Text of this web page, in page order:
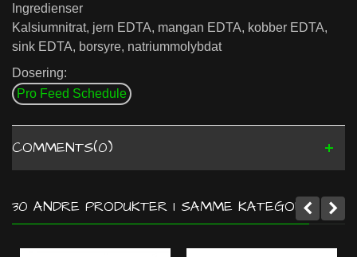
Ingredienser
Kalsiumnitrat, jern EDTA, mangan EDTA, kobber EDTA,
sink EDTA, borsyre, natriummolybdat
Dosering:
Pro Feed Schedule
COMMENTS(0)
30 ANDRE PRODUKTER I SAMME KATEGORI: